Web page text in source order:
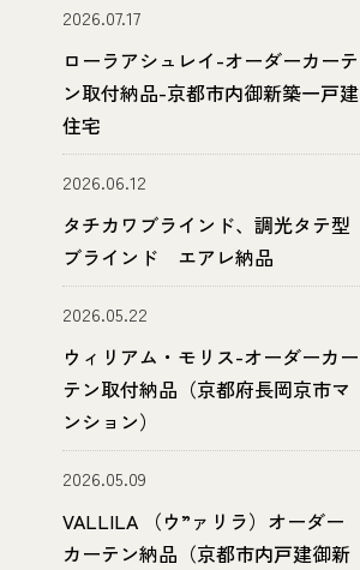
2026.07.17
ローラアシュレイ-オーダーカーテ
ン取付納品-京都市内御新築一戸建
住宅
2026.06.12
タチカワブラインド、調光タテ型
ブラインド エアレ納品
2026.05.22
ウィリアム・モリス-オーダーカー
テン取付納品（京都府長岡京市マ
ンション）
2026.05.09
VALLILA （ウ”ァリラ）オーダー
カーテン納品（京都市内戸建御新